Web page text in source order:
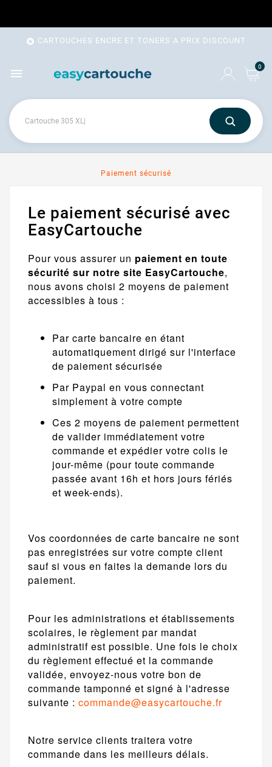
 CARTOUCHES ENCRE ET TONERS A PRIX DISCOUNT
 0
Paiement sécurisé
Le paiement sécurisé avec
EasyCartouche
Pour vous assurer un paiement en toute
sécurité sur notre site EasyCartouche,
nous avons choisi 2 moyens de paiement
accessibles à tous :
Par carte bancaire en étant
automatiquement dirigé sur l'interface
de paiement sécurisée
Par Paypal en vous connectant
simplement à votre compte
Ces 2 moyens de paiement permettent
de valider immédiatement votre
commande et expédier votre colis le
jour-même (pour toute commande
passée avant 16h et hors jours fériés
et week-ends).
Vos coordonnées de carte bancaire ne sont
pas enregistrées sur votre compte client
sauf si vous en faites la demande lors du
paiement.
Pour les administrations et établissements
scolaires, le règlement par mandat
administratif est possible. Une fois le choix
du règlement effectué et la commande
validée, envoyez-nous votre bon de
commande tamponné et signé à l'adresse
suivante : commande@easycartouche.fr
Notre service clients traitera votre
commande dans les meilleurs délais.